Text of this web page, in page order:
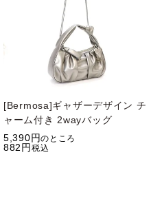
[Bermosa]ギャザーデザイン チ
ャーム付き 2wayバッグ
5,390
のところ
882 税込